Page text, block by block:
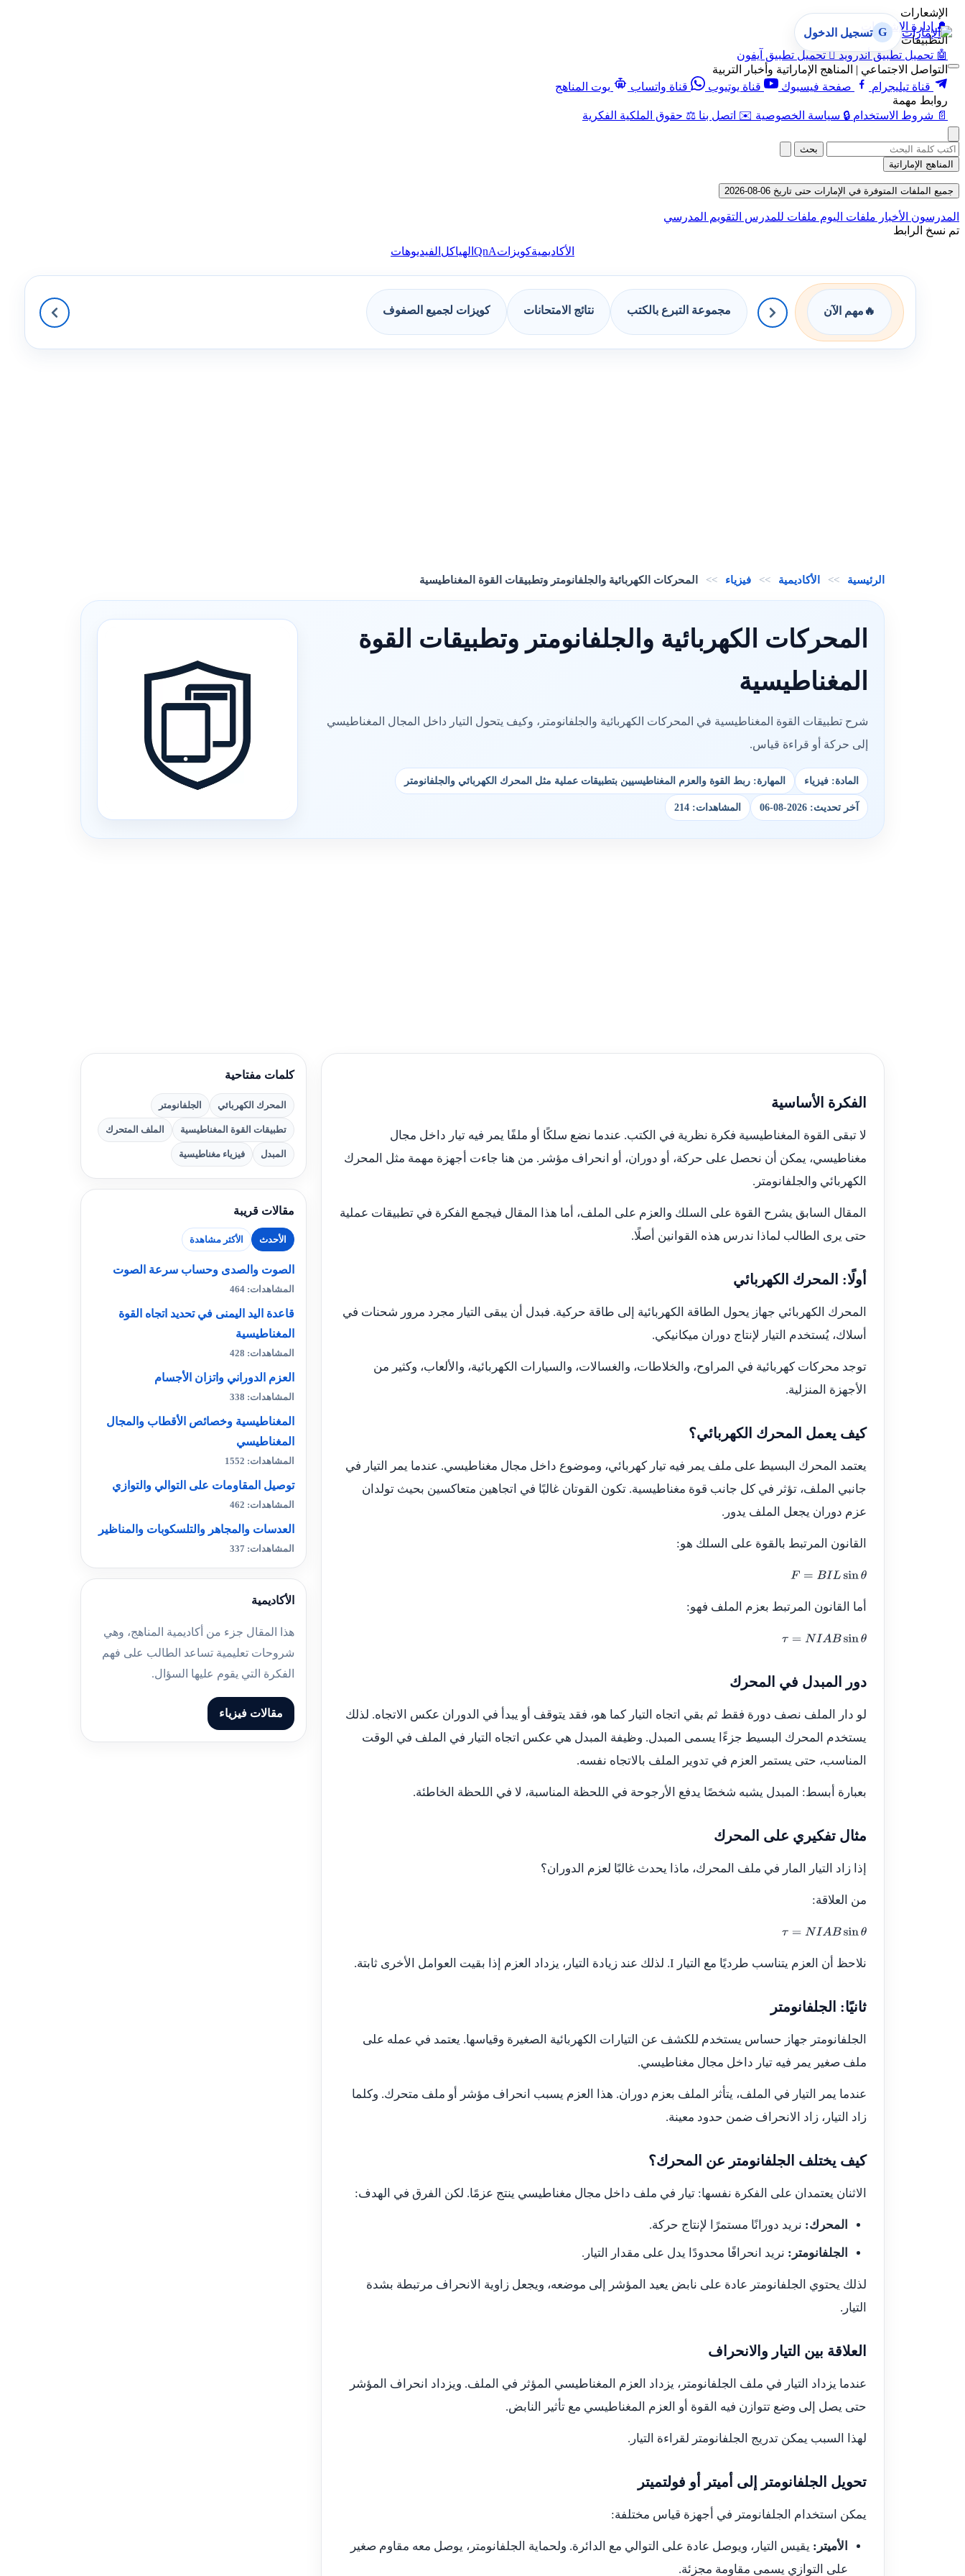
الإشعارات
🔔 إدارة الإشعارات
التطبيقات
🤖 تحميل تطبيق أندرويد  تحميل تطبيق آيفون
التواصل الاجتماعي | المناهج الإماراتية وأخبار التربية
قناة تيليجرام
صفحة فيسبوك قناة يوتيوب قناة واتساب
بوت المناهج
روابط مهمة
📄 شروط الاستخدام 🔒 سياسة الخصوصية ✉️ اتصل بنا ⚖️ حقوق الملكية الفكرية
G تسجيل الدخول
بحث
المناهج الإماراتية
جميع الملفات المتوفرة في الإمارات حتى تاريخ 06-08-2026
المدرسون الأخبار ملفات اليوم ملفات للمدرس التقويم المدرسي
تم نسخ الرابط
الأكاديميةكويزاتQnA الهياكل الفيديوهات
🔥 مهم الآن مجموعة التبرع بالكتب نتائج الامتحانات كويزات لجميع الصفوف
الرئيسية >> الأكاديمية >> فيزياء >> المحركات الكهربائية والجلفانومتر وتطبيقات القوة المغناطيسية
المحركات الكهربائية والجلفانومتر وتطبيقات القوة
المغناطيسية
شرح تطبيقات القوة المغناطيسية في المحركات الكهربائية والجلفانومتر، وكيف يتحول التيار داخل المجال المغناطيسي
إلى حركة أو قراءة قياس.
المادة: فيزياء المهارة: ربط القوة والعزم المغناطيسيين بتطبيقات عملية مثل المحرك الكهربائي والجلفانومتر
آخر تحديث: 2026-08-06 المشاهدات: 214
الفكرة الأساسية
لا تبقى القوة المغناطيسية فكرة نظرية في الكتب. عندما نضع سلكًا أو ملفًا يمر فيه تيار داخل مجال
مغناطيسي، يمكن أن نحصل على حركة، أو دوران، أو انحراف مؤشر. من هنا جاءت أجهزة مهمة مثل المحرك
الكهربائي والجلفانومتر.
المقال السابق يشرح القوة على السلك والعزم على الملف، أما هذا المقال فيجمع الفكرة في تطبيقات عملية
حتى يرى الطالب لماذا ندرس هذه القوانين أصلًا.
أولًا: المحرك الكهربائي
المحرك الكهربائي جهاز يحول الطاقة الكهربائية إلى طاقة حركية. فبدل أن يبقى التيار مجرد مرور شحنات في
أسلاك، يُستخدم التيار لإنتاج دوران ميكانيكي.
توجد محركات كهربائية في المراوح، والخلاطات، والغسالات، والسيارات الكهربائية، والألعاب، وكثير من
الأجهزة المنزلية.
كيف يعمل المحرك الكهربائي؟
يعتمد المحرك البسيط على ملف يمر فيه تيار كهربائي، وموضوع داخل مجال مغناطيسي. عندما يمر التيار في
جانبي الملف، تؤثر في كل جانب قوة مغناطيسية. تكون القوتان غالبًا في اتجاهين متعاكسين بحيث تولدان
عزم دوران يجعل الملف يدور.
القانون المرتبط بالقوة على السلك هو:
F=BI Lsinθ
أما القانون المرتبط بعزم الملف فهو:
τ=N IABsinθ
دور المبدل في المحرك
لو دار الملف نصف دورة فقط ثم بقي اتجاه التيار كما هو، فقد يتوقف أو يبدأ في الدوران عكس الاتجاه. لذلك
يستخدم المحرك البسيط جزءًا يسمى المبدل. وظيفة المبدل هي عكس اتجاه التيار في الملف في الوقت
المناسب، حتى يستمر العزم في تدوير الملف بالاتجاه نفسه.
بعبارة أبسط: المبدل يشبه شخصًا يدفع الأرجوحة في اللحظة المناسبة، لا في اللحظة الخاطئة.
مثال تفكيري على المحرك
إذا زاد التيار المار في ملف المحرك، ماذا يحدث غالبًا لعزم الدوران؟
من العلاقة:
τ=N IABsinθ
نلاحظ أن العزم يتناسب طرديًا مع التيار I. لذلك عند زيادة التيار، يزداد العزم إذا بقيت العوامل الأخرى ثابتة.
ثانيًا: الجلفانومتر
الجلفانومتر جهاز حساس يستخدم للكشف عن التيارات الكهربائية الصغيرة وقياسها. يعتمد في عمله على
ملف صغير يمر فيه تيار داخل مجال مغناطيسي.
عندما يمر التيار في الملف، يتأثر الملف بعزم دوران. هذا العزم يسبب انحراف مؤشر أو ملف متحرك. وكلما
زاد التيار، زاد الانحراف ضمن حدود معينة.
كيف يختلف الجلفانومتر عن المحرك؟
الاثنان يعتمدان على الفكرة نفسها: تيار في ملف داخل مجال مغناطيسي ينتج عزمًا. لكن الفرق في الهدف:
المحرك: نريد دورانًا مستمرًا لإنتاج حركة.
الجلفانومتر: نريد انحرافًا محدودًا يدل على مقدار التيار.
لذلك يحتوي الجلفانومتر عادة على نابض يعيد المؤشر إلى موضعه، ويجعل زاوية الانحراف مرتبطة بشدة
التيار.
العلاقة بين التيار والانحراف
عندما يزداد التيار في ملف الجلفانومتر، يزداد العزم المغناطيسي المؤثر في الملف. ويزداد انحراف المؤشر
حتى يصل إلى وضع تتوازن فيه القوة أو العزم المغناطيسي مع تأثير النابض.
لهذا السبب يمكن تدريج الجلفانومتر لقراءة التيار.
تحويل الجلفانومتر إلى أميتر أو فولتميتر
يمكن استخدام الجلفانومتر في أجهزة قياس مختلفة:
الأميتر: يقيس التيار، ويوصل عادة على التوالي مع الدائرة. ولحماية الجلفانومتر، يوصل معه مقاوم صغير
على التوازي يسمى مقاومة مجزئة.
كلمات مفتاحية
المحرك الكهربائي الجلفانومتر
تطبيقات القوة المغناطيسية الملف المتحرك
المبدل فيزياء مغناطيسية
مقالات قريبة
الأحدث الأكثر مشاهدة
الصوت والصدى وحساب سرعة الصوت
المشاهدات: 464
قاعدة اليد اليمنى في تحديد اتجاه القوة
المغناطيسية
المشاهدات: 428
العزم الدوراني واتزان الأجسام
المشاهدات: 338
المغناطيسية وخصائص الأقطاب والمجال
المغناطيسي
المشاهدات: 1552
توصيل المقاومات على التوالي والتوازي
المشاهدات: 462
العدسات والمجاهر والتلسكوبات والمناظير
المشاهدات: 337
الأكاديمية
هذا المقال جزء من أكاديمية المناهج، وهي
شروحات تعليمية تساعد الطالب على فهم
الفكرة التي يقوم عليها السؤال.
مقالات فيزياء